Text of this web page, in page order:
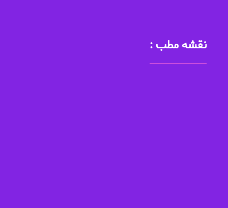
نقشه مطب :